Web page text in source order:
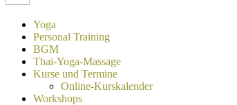
Yoga
Personal Training
BGM
Thai-Yoga-Massage
Kurse und Termine
Online-Kurskalender
Workshops